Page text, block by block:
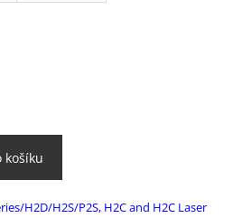
košíku
H2D/H2S/P2S, H2C and H2C Laser